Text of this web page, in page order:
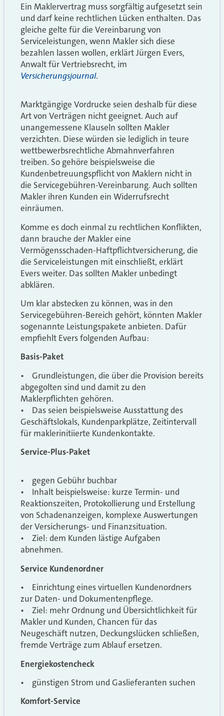
Ein Maklervertrag muss sorgfältig aufgesetzt sein
und darf keine rechtlichen Lücken enthalten. Das
gleiche gelte für die Vereinbarung von
Serviceleistungen, wenn Makler sich diese
bezahlen lassen wollen, erklärt Jürgen Evers,
Anwalt für Vertriebsrecht, im
Versicherungsjournal.
Marktgängige Vordrucke seien deshalb für diese
Art von Verträgen nicht geeignet. Auch auf
unangemessene Klauseln sollten Makler
verzichten. Diese würden sie lediglich in teure
wettbewerbsrechtliche Abmahnverfahren
treiben. So gehöre beispielsweise die
Kundenbetreuungspflicht von Maklern nicht in
die Servicegebühren-Vereinbarung. Auch sollten
Makler ihren Kunden ein Widerrufsrecht
einräumen.
Komme es doch einmal zu rechtlichen Konflikten,
dann brauche der Makler eine
Vermögensschaden-Haftpflichtversicherung, die
die Serviceleistungen mit einschließt, erklärt
Evers weiter. Das sollten Makler unbedingt
abklären.
Um klar abstecken zu können, was in den
Servicegebühren-Bereich gehört, könnten Makler
sogenannte Leistungspakete anbieten. Dafür
empfiehlt Evers folgenden Aufbau:
Basis-Paket
• Grundleistungen, die über die Provision bereits
abgegolten sind und damit zu den
Maklerpflichten gehören.
• Das seien beispielsweise Ausstattung des
Geschäftslokals, Kundenparkplätze, Zeitintervall
für maklerinitiierte Kundenkontakte.
Service-Plus-Paket
• gegen Gebühr buchbar
• Inhalt beispielsweise: kurze Termin- und
Reaktionszeiten, Protokollierung und Erstellung
von Schadenanzeigen, komplexe Auswertungen
der Versicherungs- und Finanzsituation.
• Ziel: dem Kunden lästige Aufgaben
abnehmen.
Service Kundenordner
• Einrichtung eines virtuellen Kundenordners
zur Daten- und Dokumentenpflege.
• Ziel: mehr Ordnung und Übersichtlichkeit für
Makler und Kunden, Chancen für das
Neugeschäft nutzen, Deckungslücken schließen,
fremde Verträge zum Ablauf ersetzen.
Energiekostencheck
• günstigen Strom und Gaslieferanten suchen
Komfort-Service